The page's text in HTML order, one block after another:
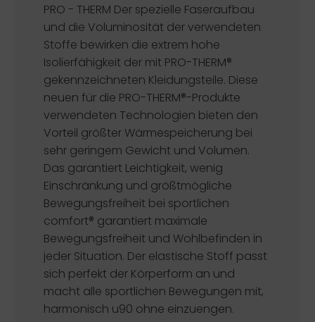
PRO - THERM Der spezielle Faseraufbau
und die Voluminosität der verwendeten
Stoffe bewirken die extrem hohe
Isolierfähigkeit der mit PRO-THERM®
gekennzeichneten Kleidungsteile. Diese
neuen für die PRO-THERM®-Produkte
verwendeten Technologien bieten den
Vorteil größter Wärmespeicherung bei
sehr geringem Gewicht und Volumen.
Das garantiert Leichtigkeit, wenig
Einschränkung und größtmögliche
Bewegungsfreiheit bei sportlichen
comfort® garantiert maximale
Bewegungsfreiheit und Wohlbefinden in
jeder Situation. Der elastische Stoff passt
sich perfekt der Körperform an und
macht alle sportlichen Bewegungen mit,
harmonisch u90 ohne einzuengen.